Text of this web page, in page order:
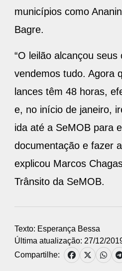
municípios como
Bagre.
“O leilão alcançou seus
vendemos tudo. Agora
lances têm 48 horas,
e, no início de janeiro,
ida até a SeMOB para
documentação e fazer
explicou Marcos
Trânsito da SeMOB.
Texto: Esperança Bessa
Última atualização: 27/12/
Compartilhe: